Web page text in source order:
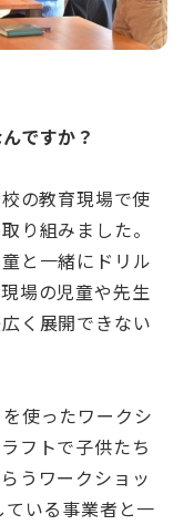
ですか？
の教育現場で使
り組みました。
と一緒にドリル
場の児童や先生
く展開できない
使ったワークシ
フトで子供たち
うワークショッ
いる事業者と一